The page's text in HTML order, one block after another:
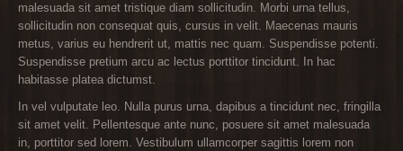
malesuada sit amet tristique diam sollicitudin. Morbi urna tellus,
sollicitudin non consequat quis, cursus in velit. Maecenas mauris
metus, varius eu hendrerit ut, mattis nec quam. Suspendisse potenti.
Suspendisse pretium arcu ac lectus porttitor tincidunt. In hac
habitasse platea dictumst.
In vel vulputate leo. Nulla purus urna, dapibus a tincidunt nec, fringilla
sit amet velit. Pellentesque ante nunc, posuere sit amet malesuada
in, porttitor sed lorem. Vestibulum ullamcorper sagittis lorem non